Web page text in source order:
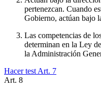
pertenezcan. Cuando
Gobierno, actúan bajo
Las competencias de
determinan en la Ley
la Administración
Hacer test Art. 7
Art. 8